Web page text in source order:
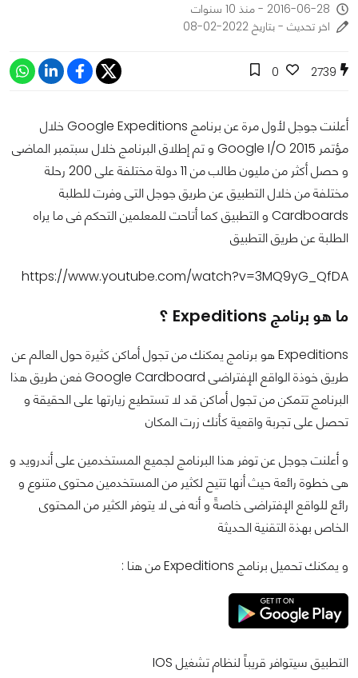
2016-06-28 - منذ 10 سنوات
اخر تحديث - بتاريخ 2022-02-08
2739
0
أعلنت جوجل لأول مرة عن برنامج Google Expeditions خلال
مؤتمر Google I/O 2015 و تم إطلاق البرنامج خلال سبتمبر الماضى
و حصل أكثر من مليون طالب من 11 دولة مختلفة على 200 رحلة
مختلفة من خلال التطبيق عن طريق جوجل التى وفرت للطلبة
Cardboards و التطبيق كما أتاحت للمعلمين التحكم فى ما يراه
الطلبة عن طريق التطبيق
https://www.youtube.com/watch?v=3MQ9yG_QfDA
ما هو برنامج Expeditions ؟
Expeditions هو برنامج يمكنك من تجول أماكن كثيرة حول العالم عن
طريق خوذة الواقع الإفتراضى Google Cardboard فعن طريق هذا
البرنامج تتمكن من تجول أماكن قد لا تستطيع زيارتها على الحقيقة و
تحصل على تجربة واقعية كأنك زرت المكان
و أعلنت جوجل عن توفر هذا البرنامج لجميع المستخدمين على أندرويد و
هى خطوة رائعة حيث أنها تتيح لكثير من المستخدمين محتوى متنوع و
رائع للواقع الإفتراضى خاصةً و أنه فى لا يتوفر الكثير من المحتوى
الخاص بهذة التقنية الحديثة
و يمكنك تحميل برنامج Expeditions من هنا :
التطبيق سيتوافر قريباً لنظام تشغيل IOS